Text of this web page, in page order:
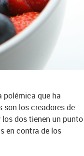
polémica que ha
son los creadores de
dos tienen un punto
en contra de los